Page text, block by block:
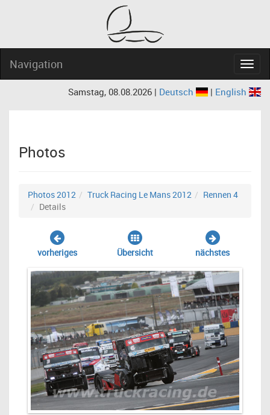
Navigation
Samstag, 08.08.2026 | Deutsch | English
Photos
Photos 2012 Truck Racing Le Mans 2012
Rennen 4
Details
vorheriges Übersicht nächstes